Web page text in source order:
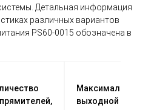
Детальная информация
различных вариантов
PS60-0015 обозначена в
Максимальный
выходной ток,